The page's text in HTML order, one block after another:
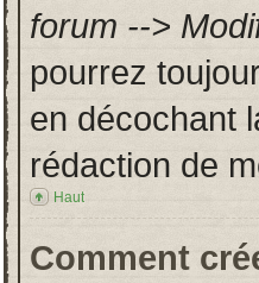
forum -->
pourrez
en décochant
rédaction de
Haut
Comment